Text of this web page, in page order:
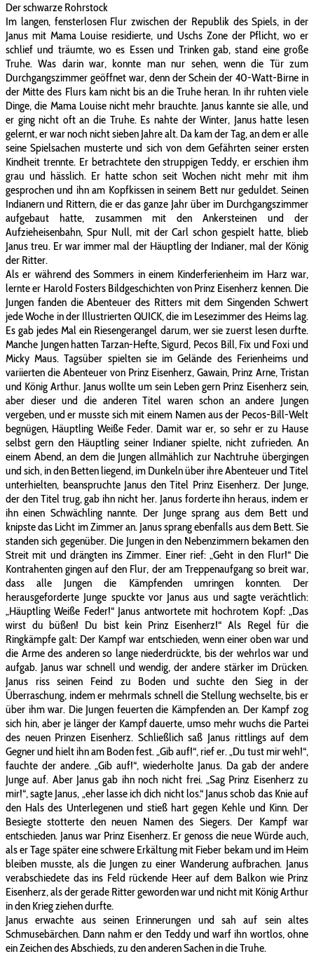
Der schwarze Rohrstock
Im langen, fensterlosen Flur zwischen der Republik des Spiels, in der
Janus mit Mama Louise residierte, und Uschs Zone der Pflicht, wo er
schlief und träumte, wo es Essen und Trinken gab, stand eine große
Truhe. Was darin war, konnte man nur sehen, wenn die Tür zum
Durchgangszimmer geöffnet war, denn der Schein der 40-Watt-Birne in
der Mitte des Flurs kam nicht bis an die Truhe heran. In ihr ruhten viele
Dinge, die Mama Louise nicht mehr brauchte. Janus kannte sie alle, und
er ging nicht oft an die Truhe. Es nahte der Winter, Janus hatte lesen
gelernt, er war noch nicht sieben Jahre alt. Da kam der Tag, an dem er alle
seine Spielsachen musterte und sich von dem Gefährten seiner ersten
Kindheit trennte. Er betrachtete den struppigen Teddy, er erschien ihm
grau und hässlich. Er hatte schon seit Wochen nicht mehr mit ihm
gesprochen und ihn am Kopfkissen in seinem Bett nur geduldet. Seinen
Indianern und Rittern, die er das ganze Jahr über im Durchgangszimmer
aufgebaut hatte, zusammen mit den Ankersteinen und der
Aufzieheisenbahn, Spur Null, mit der Carl schon gespielt hatte, blieb
Janus treu. Er war immer mal der Häuptling der Indianer, mal der König
der Ritter.
Als er während des Sommers in einem Kinderferienheim im Harz war,
lernte er Harold Fosters Bildgeschichten von Prinz Eisenherz kennen. Die
Jungen fanden die Abenteuer des Ritters mit dem Singenden Schwert
jede Woche in der Illustrierten QUICK, die im Lesezimmer des Heims lag.
Es gab jedes Mal ein Riesengerangel darum, wer sie zuerst lesen durfte.
Manche Jungen hatten Tarzan-Hefte, Sigurd, Pecos Bill, Fix und Foxi und
Micky Maus. Tagsüber spielten sie im Gelände des Ferienheims und
variierten die Abenteuer von Prinz Eisenherz, Gawain, Prinz Arne, Tristan
und König Arthur. Janus wollte um sein Leben gern Prinz Eisenherz sein,
aber dieser und die anderen Titel waren schon an andere Jungen
vergeben, und er musste sich mit einem Namen aus der Pecos-Bill-Welt
begnügen, Häuptling Weiße Feder. Damit war er, so sehr er zu Hause
selbst gern den Häuptling seiner Indianer spielte, nicht zufrieden. An
einem Abend, an dem die Jungen allmählich zur Nachtruhe übergingen
und sich, in den Betten liegend, im Dunkeln über ihre Abenteuer und Titel
unterhielten, beanspruchte Janus den Titel Prinz Eisenherz. Der Junge,
der den Titel trug, gab ihn nicht her. Janus forderte ihn heraus, indem er
ihn einen Schwächling nannte. Der Junge sprang aus dem Bett und
knipste das Licht im Zimmer an. Janus sprang ebenfalls aus dem Bett. Sie
standen sich gegenüber. Die Jungen in den Nebenzimmern bekamen den
Streit mit und drängten ins Zimmer. Einer rief: „Geht in den Flur!“ Die
Kontrahenten gingen auf den Flur, der am Treppenaufgang so breit war,
dass alle Jungen die Kämpfenden umringen konnten. Der
herausgeforderte Junge spuckte vor Janus aus und sagte verächtlich:
„Häuptling Weiße Feder!“ Janus antwortete mit hochrotem Kopf: „Das
wirst du büßen! Du bist kein Prinz Eisenherz!“ Als Regel für die
Ringkämpfe galt: Der Kampf war entschieden, wenn einer oben war und
die Arme des anderen so lange niederdrückte, bis der wehrlos war und
aufgab. Janus war schnell und wendig, der andere stärker im Drücken.
Janus riss seinen Feind zu Boden und suchte den Sieg in der
Überraschung, indem er mehrmals schnell die Stellung wechselte, bis er
über ihm war. Die Jungen feuerten die Kämpfenden an. Der Kampf zog
sich hin, aber je länger der Kampf dauerte, umso mehr wuchs die Partei
des neuen Prinzen Eisenherz. Schließlich saß Janus rittlings auf dem
Gegner und hielt ihn am Boden fest. „Gib auf!“, rief er. „Du tust mir weh!“,
fauchte der andere. „Gib auf!“, wiederholte Janus. Da gab der andere
Junge auf. Aber Janus gab ihn noch nicht frei. „Sag Prinz Eisenherz zu
mir!“, sagte Janus, „eher lasse ich dich nicht los.“ Janus schob das Knie auf
den Hals des Unterlegenen und stieß hart gegen Kehle und Kinn. Der
Besiegte stotterte den neuen Namen des Siegers. Der Kampf war
entschieden. Janus war Prinz Eisenherz. Er genoss die neue Würde auch,
als er Tage später eine schwere Erkältung mit Fieber bekam und im Heim
bleiben musste, als die Jungen zu einer Wanderung aufbrachen. Janus
verabschiedete das ins Feld rückende Heer auf dem Balkon wie Prinz
Eisenherz, als der gerade Ritter geworden war und nicht mit König Arthur
in den Krieg ziehen durfte.
Janus erwachte aus seinen Erinnerungen und sah auf sein altes
Schmusebärchen. Dann nahm er den Teddy und warf ihn wortlos, ohne
ein Zeichen des Abschieds, zu den anderen Sachen in die Truhe.